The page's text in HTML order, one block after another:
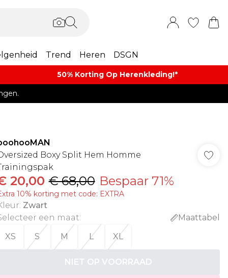
Trend Heren DSGN
50% Korting Op Herenkleding​!*​
Boxy Split Hem Homme
20,00 € 68,00 Bespaar 71%
10% korting met code: EXTRA
: Zwart
een maat:
Maattabel
XS
S M L XL
NIET OP VOORRAAD